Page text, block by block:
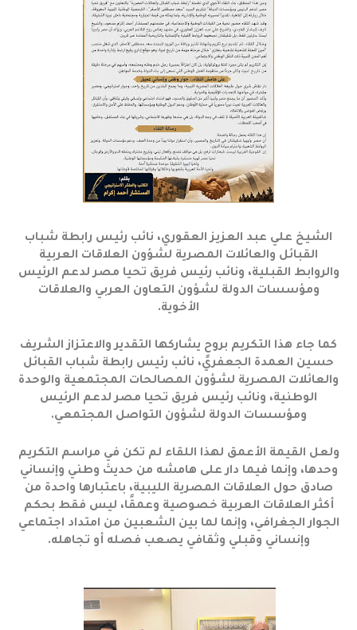
الشيخ علي عبد العزيز العقوري، نائب رئيس رابطة شباب
القبائل والعائلات المصرية لشؤون العلاقات العربية
والروابط القبلية، ونائب رئيس فريق تحيا مصر لدعم الرئيس
ومؤسسات الدولة لشؤون التعاون العربي والعلاقات
الأخوية.
كما جاء هذا التكريم بروحٍ يشاركها التقدير والاعتزاز الشريف
حسين العمدة الجعفري، نائب رئيس رابطة شباب القبائل
والعائلات المصرية لشؤون المصالحات المجتمعية والوحدة
الوطنية، ونائب رئيس فريق تحيا مصر لدعم الرئيس
ومؤسسات الدولة لشؤون التواصل المجتمعي.
ولعل القيمة الأعمق لهذا اللقاء لم تكن في مراسم التكريم
وحدها، وإنما فيما دار على هامشه من حديث وطني وإنساني
صادق حول العلاقات المصرية الليبية، باعتبارها واحدة من
أكثر العلاقات العربية خصوصية وعمقًا، ليس فقط بحكم
الجوار الجغرافي، وإنما لما بين الشعبين من امتداد اجتماعي
وإنساني وقبلي وثقافي يصعب فصله أو تجاهله.